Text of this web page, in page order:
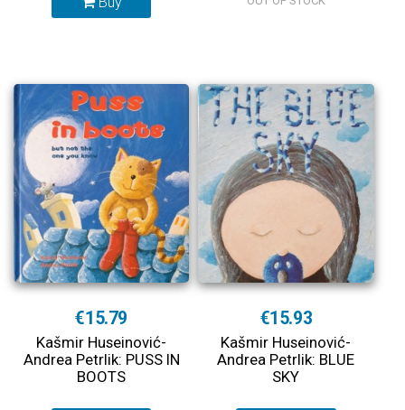
€15.79
Kašmir Huseinović-
Andrea Petrlik: PUSS IN
BOOTS
€15.93
Kašmir Huseinović-
Andrea Petrlik: BLUE
SKY